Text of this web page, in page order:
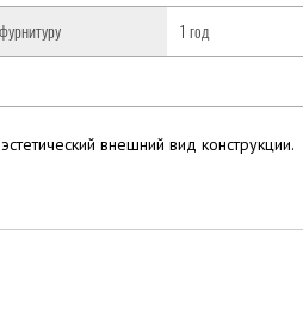
1 год
внешний вид конструкции.